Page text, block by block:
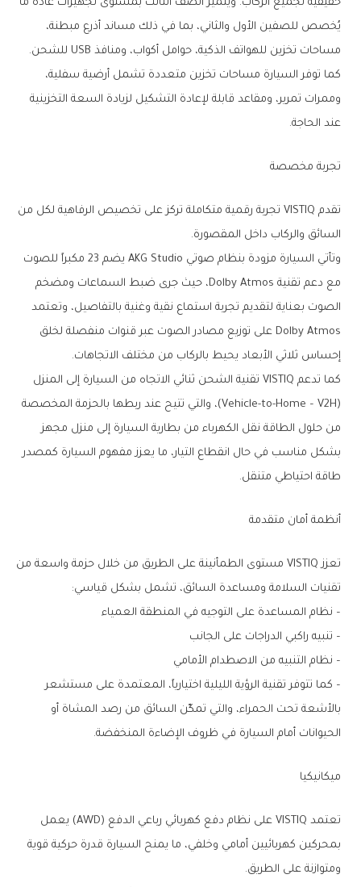
حقيقية لجميع الركاب. ويتميز الصف الثالث بمستوى تجهيزات عادة ما
يُخصص للصفين الأول والثاني، بما في ذلك مساند أذرع مبطنة،
مساحات تخزين للهواتف الذكية، حوامل أكواب، ومنافذ USB للشحن.
كما توفر السيارة مساحات تخزين متعددة تشمل أرضية سفلية،
وممرات تمرير، ومقاعد قابلة لإعادة التشكيل لزيادة السعة التخزينية
عند الحاجة.
تجربة مخصصة
تقدم VISTIQ تجربة رقمية متكاملة تركز على تخصيص الرفاهية لكل من
السائق والركاب داخل المقصورة.
وتأتي السيارة مزودة بنظام صوتي AKG Studio يضم 23 مكبراً للصوت
مع دعم تقنية Dolby Atmos، حيث جرى ضبط السماعات ومضخم
الصوت بعناية لتقديم تجربة استماع نقية وغنية بالتفاصيل، وتعتمد
Dolby Atmos على توزيع مصادر الصوت عبر قنوات منفصلة لخلق
إحساس ثلاثي الأبعاد يحيط بالركاب من مختلف الاتجاهات.
كما تدعم VISTIQ تقنية الشحن ثنائي الاتجاه من السيارة إلى المنزل
(Vehicle-to-Home – V2H)، والتي تتيح عند ربطها بالحزمة المخصصة
من حلول الطاقة نقل الكهرباء من بطارية السيارة إلى منزل مجهز
بشكل مناسب في حال انقطاع التيار، ما يعزز مفهوم السيارة كمصدر
طاقة احتياطي متنقل.
أنظمة أمان متقدمة
تعزز VISTIQ مستوى الطمأنينة على الطريق من خلال حزمة واسعة من
تقنيات السلامة ومساعدة السائق، تشمل بشكل قياسي:
– نظام المساعدة على التوجيه في المنطقة العمياء
– تنبيه راكبي الدراجات على الجانب
– نظام التنبيه من الاصطدام الأمامي
– كما تتوفر تقنية الرؤية الليلية اختيارياً، المعتمدة على مستشعر
بالأشعة تحت الحمراء، والتي تمكّن السائق من رصد المشاة أو
الحيوانات أمام السيارة في ظروف الإضاءة المنخفضة.
ميكانيكيا
تعتمد VISTIQ على نظام دفع كهربائي رباعي الدفع (AWD) يعمل
بمحركين كهربائيين أمامي وخلفي، ما يمنح السيارة قدرة حركية قوية
ومتوازنة على الطريق.